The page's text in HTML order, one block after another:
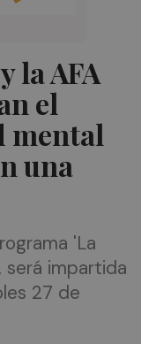
la AFA
el
mental
una
'La
impartida
27 de